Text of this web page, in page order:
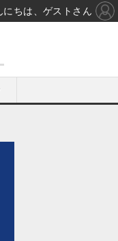
にちは、ゲストさん